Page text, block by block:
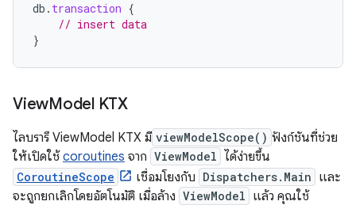
db . transaction {
// insert data
}
ViewModel KTX
ไลบรารี ViewModel KTX มี viewModelScope() ฟังก์ชันที่ช่วย
ให้เปิดใช้ coroutines จาก ViewModel ได้ง่ายขึ้น
CoroutineScope เชื่อมโยงกับ Dispatchers.Main และ
จะถูกยกเลิกโดยอัตโนมัติ เมื่อล้าง ViewModel แล้ว คุณใช้